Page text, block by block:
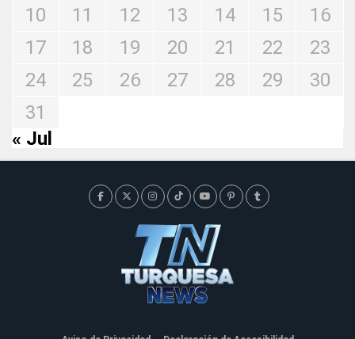
10
11 12 13 14 15
16
17
18 19 20 21 22
23
24
25 26 27 28 29
30
31
« Jul